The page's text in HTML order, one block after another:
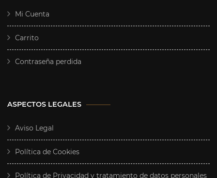
Mi Cuenta
Carrito
Contraseña perdida
ASPECTOS LEGALES
Aviso Legal
Política de Cookies
Política de Privacidad y tratamiento de datos personales